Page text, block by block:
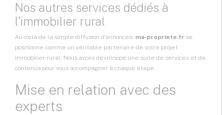
Nos autres services dédiés à
l'immobilier rural
Au-delà de la simple diffusion d'annonces, ma-propriete.fr se
positionne comme un véritable partenaire de votre projet
immobilier rural. Nous avons développé une suite de services et de
contenus pour vous accompagner à chaque étape.
Mise en relation avec des
experts